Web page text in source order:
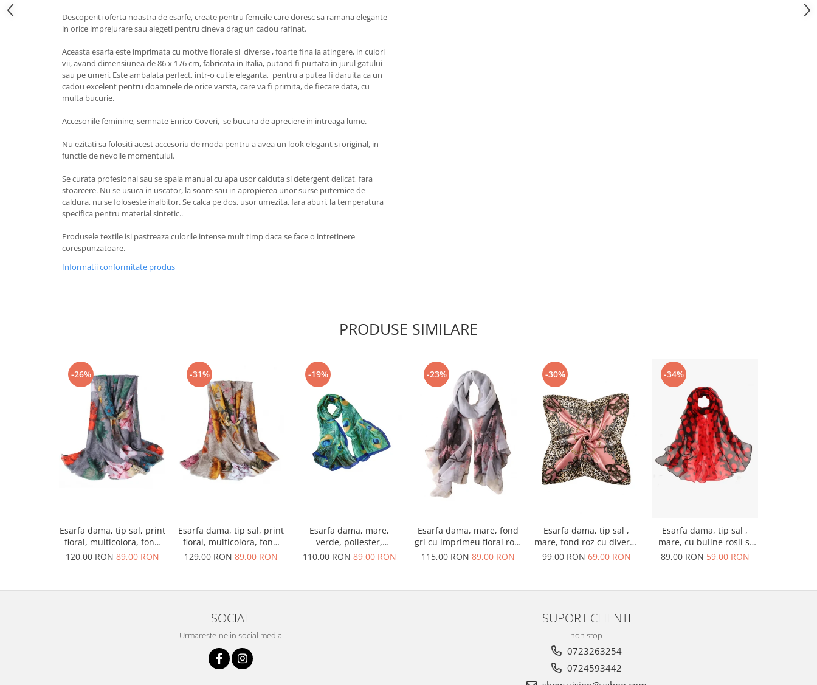
Descoperiti oferta noastra de esarfe, create pentru femeile care doresc sa ramana elegante
in orice imprejurare sau alegeti pentru cineva drag un cadou rafinat.
Aceasta esarfa este imprimata cu motive florale si diverse , foarte fina la atingere, in culori
vii, avand dimensiunea de 86 x 176 cm, fabricata in Italia, putand fi purtata in jurul gatului
sau pe umeri. Este ambalata perfect, intr-o cutie eleganta, pentru a putea fi daruita ca un
cadou excelent pentru doamnele de orice varsta, care va fi primita, de fiecare data, cu
multa bucurie.
Accesoriile feminine, semnate Enrico Coveri, se bucura de apreciere in intreaga lume.
Nu ezitati sa folositi acest accesoriu de moda pentru a avea un look elegant si original, in
functie de nevoile momentului.
Se curata profesional sau se spala manual cu apa usor calduta si detergent delicat, fara
stoarcere. Nu se usuca in uscator, la soare sau in apropierea unor surse puternice de
caldura, nu se foloseste inalbitor. Se calca pe dos, usor umezita, fara aburi, la temperatura
specifica pentru material sintetic..
Produsele textile isi pastreaza culorile intense mult timp daca se face o intretinere
corespunzatoare.
Informatii conformitate produs
PRODUSE SIMILARE
-26%
Esarfa dama, tip sal, print
floral, multicolora, fond
gri, 90 x 180 cm
120,00 RON89,00 RON
-31%
Esarfa dama, tip sal, print
floral, multicolora, fond
bej, 90 x 180 cm
129,00 RON89,00 RON
-19%
Esarfa dama, mare,
verde, poliester,
imprimeu paun, 1800 x
110,00 RON89,00 RON
-23%
Esarfa dama, mare, fond
gri cu imprimeu floral roz,
1800x1450mm
115,00 RON89,00 RON
-30%
Esarfa dama, tip sal ,
mare, fond roz cu diverse
forme, 90x90 cm
99,00 RON69,00 RON
-34%
Esarfa dama, tip sal ,
mare, cu buline rosii si
negre, 50x160 cm
89,00 RON59,00 RON
SOCIAL
Urmareste-ne in social media
SUPORT CLIENTI
non stop
0723263254
0724593442